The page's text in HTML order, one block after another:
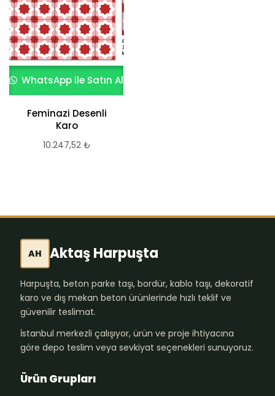
WhatsApp ile Satın Al
Feminazi Desenli
Karo
10.247,52 ₺
AH Aktaş Harpuşta
Harpuşta, beton parke taşı, bordür, kablo taşı, dekoratif
karo ve dış mekan beton ürünlerinde hızlı teklif ve
güvenilir teslimat.
İstanbul merkezli çalışıyor, ürün ve proje ihtiyacına
göre depo teslim veya sevkiyat seçenekleri sunuyoruz.
Ürün Grupları